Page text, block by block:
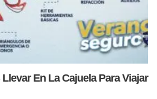
En La Cajuela Para Viajar